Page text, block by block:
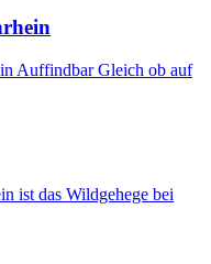
Auffindbar Gleich ob auf
ist das Wildgehege bei